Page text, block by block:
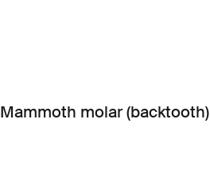
Mammoth molar (backtooth)